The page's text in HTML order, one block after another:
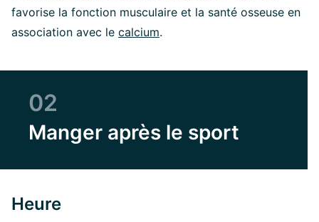
favorise la fonction musculaire et la santé osseuse en
association avec le calcium.
02
Manger après le sport
Heure